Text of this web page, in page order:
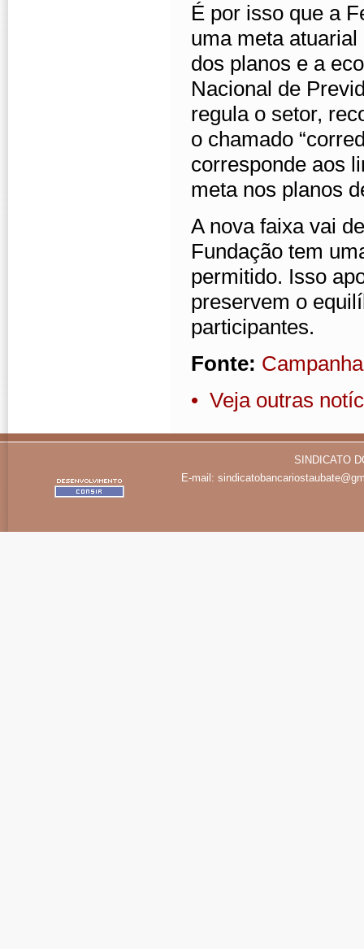
É por isso que a
uma meta
dos planos e a
Nacional de
regula o setor,
o chamado
corresponde aos
meta nos planos
A nova faixa vai
Fundação tem
permitido. Isso
preservem o
participantes.
Fonte:
• Veja outras
SINDICATO
E-mail: